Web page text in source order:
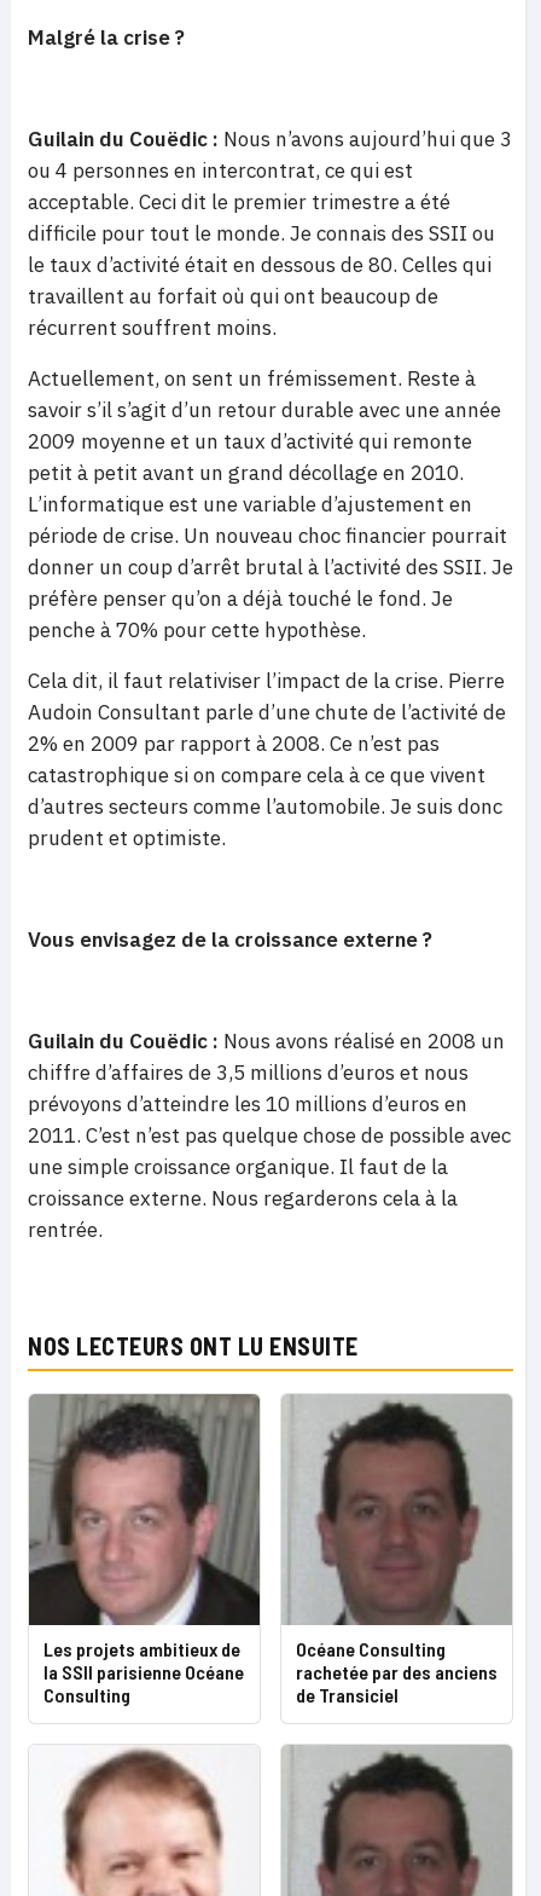
Malgré la crise ?
Guilain du Couëdic : Nous n’avons aujourd’hui que 3
ou 4 personnes en intercontrat, ce qui est
acceptable. Ceci dit le premier trimestre a été
difficile pour tout le monde. Je connais des SSII ou
le taux d’activité était en dessous de 80. Celles qui
travaillent au forfait où qui ont beaucoup de
récurrent souffrent moins.
Actuellement, on sent un frémissement. Reste à
savoir s’il s’agit d’un retour durable avec une année
2009 moyenne et un taux d’activité qui remonte
petit à petit avant un grand décollage en 2010.
L’informatique est une variable d’ajustement en
période de crise. Un nouveau choc financier pourrait
donner un coup d’arrêt brutal à l’activité des SSII. Je
préfère penser qu’on a déjà touché le fond. Je
penche à 70% pour cette hypothèse.
Cela dit, il faut relativiser l’impact de la crise. Pierre
Audoin Consultant parle d’une chute de l’activité de
2% en 2009 par rapport à 2008. Ce n’est pas
catastrophique si on compare cela à ce que vivent
d’autres secteurs comme l’automobile. Je suis donc
prudent et optimiste.
Vous envisagez de la croissance externe ?
Guilain du Couëdic : Nous avons réalisé en 2008 un
chiffre d’affaires de 3,5 millions d’euros et nous
prévoyons d’atteindre les 10 millions d’euros en
2011. C’est n’est pas quelque chose de possible avec
une simple croissance organique. Il faut de la
croissance externe. Nous regarderons cela à la
rentrée.
NOS LECTEURS ONT LU ENSUITE
Les projets ambitieux de
la SSII parisienne Océane
Consulting
Océane Consulting
rachetée par des anciens
de Transiciel